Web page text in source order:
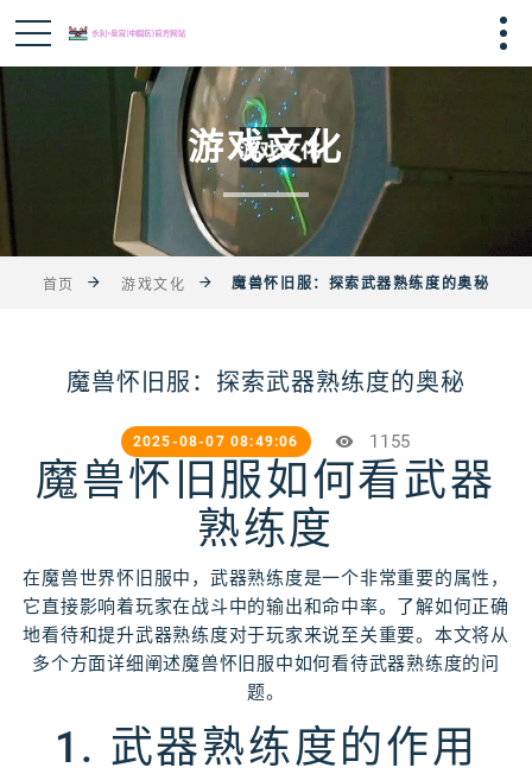
游戏文化
首页 游戏文化 魔兽怀旧服：探索武器熟练度的奥秘
魔兽怀旧服：探索武器熟练度的奥秘
2025-08-07 08:49:06 1155
魔兽怀旧服如何看武器
熟练度
在魔兽世界怀旧服中，武器熟练度是一个非常重要的属性，
它直接影响着玩家在战斗中的输出和命中率。了解如何正确
地看待和提升武器熟练度对于玩家来说至关重要。本文将从
多个方面详细阐述魔兽怀旧服中如何看待武器熟练度的问
题。
1. 武器熟练度的作用